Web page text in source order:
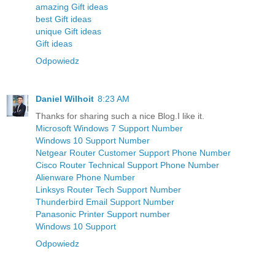
amazing Gift ideas
best Gift ideas
unique Gift ideas
Gift ideas
Odpowiedz
Daniel Wilhoit 8:23 AM
Thanks for sharing such a nice Blog.I like it.
Microsoft Windows 7 Support Number
Windows 10 Support Number
Netgear Router Customer Support Phone Number
Cisco Router Technical Support Phone Number
Alienware Phone Number
Linksys Router Tech Support Number
Thunderbird Email Support Number
Panasonic Printer Support number
Windows 10 Support
Odpowiedz